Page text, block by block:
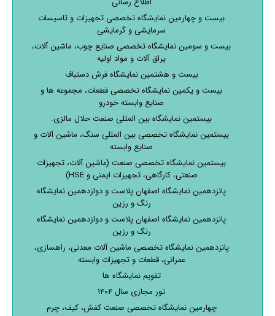
بیست و چهارمین نمایشگاه تخصصی تجهیزات و تاسیسات
سرمایشی و گرمایشی
بیست و سومین نمایشگاه تخصصی صنایع چوب، ماشین آلات،
یراق آلات و مواد اولیه
بیست و هشتمین نمایشگاه فرش دستباف
بیست و یکمین نمایشگاه تخصصی قطعات، مجموعه ها و
صنایع وابسته خودرو
بیستمین نمایشگاه بین المللی صنعت حلال مالزی.
بیستمین نمایشگاه تخصصی بین المللی سنگ، ماشین آلات و
صنایع وابسته
بیستمین نمایشگاه تخصصی صنعت (ماشین آلات، تجهیزات
صنعتی، کارگاهی، تجهیزات ایمنی و HSE)
پانزدهمین نمایشگاه اصفهان پلاست و دوازدهمین نمایشگاه
رنگ و رزین
پانزدهمین نمایشگاه اصفهان پلاست و دوازدهمین نمایشگاه
رنگ و رزین
پانزدهمین نمایشگاه تخصصی ماشین آلات معدنی، راهسازی،
عمرانی، قطعات و تجهیزات وابسته
تقویم نمایشگاه ها
تور مجازی سال ۱۴۰۴
چهارمین نمایشگاه تخصصی صنعت کفش، کیف، چرم